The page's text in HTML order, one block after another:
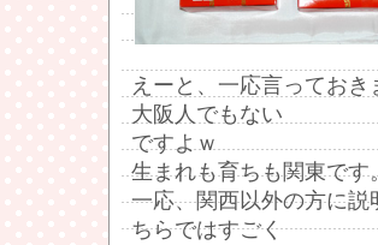
えーと、一応言ってお
大阪人でもない
ですよｗ
生まれも育ちも関東です
一応、関西以外の方に説
ちらではすごく